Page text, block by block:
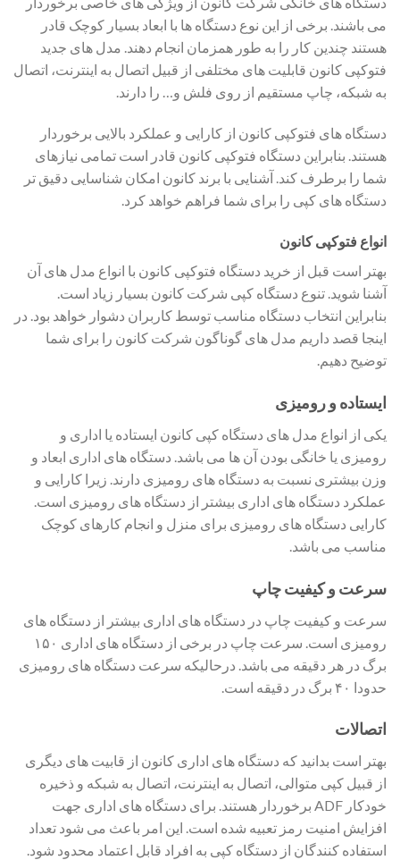
می باشند. برخی از این نوع دستگاه ها با ابعاد بسیار کوچک قادر
هستند چندین کار را به طور همزمان انجام دهند. مدل های جدید
فتوکپی کانون قابلیت های مختلفی از قبیل اتصال به اینترنت، اتصال
به شبکه، چاپ مستقیم از روی فلش و… را دارند.
دستگاه های فتوکپی کانون از کارایی و عملکرد بالایی برخوردار
هستند. بنابراین دستگاه فتوکپی کانون قادر است تمامی نیازهای
شما را برطرف کند. آشنایی با برند کانون امکان شناسایی دقیق تر
دستگاه های کپی را برای شما فراهم خواهد کرد.
انواع فتوکپی کانون
بهتر است قبل از خرید دستگاه فتوکپی کانون با انواع مدل های آن
آشنا شوید. تنوع دستگاه کپی شرکت کانون بسیار زیاد است.
بنابراین انتخاب دستگاه مناسب توسط کاربران دشوار خواهد بود. در
اینجا قصد داریم مدل های گوناگون شرکت کانون را برای شما
توضیح دهیم.
ایستاده و رومیزی
یکی از انواع مدل های دستگاه کپی کانون ایستاده یا اداری و
رومیزی یا خانگی بودن آن ها می باشد. دستگاه های اداری ابعاد و
وزن بیشتری نسبت به دستگاه های رومیزی دارند. زیرا کارایی و
عملکرد دستگاه های اداری بیشتر از دستگاه های رومیزی است.
کارایی دستگاه های رومیزی برای منزل و انجام کارهای کوچک
مناسب می باشد.
سرعت و کیفیت چاپ
سرعت و کیفیت چاپ در دستگاه های اداری بیشتر از دستگاه های
رومیزی است. سرعت چاپ در برخی از دستگاه های اداری ۱۵۰
برگ در هر دقیقه می باشد. درحالیکه سرعت دستگاه های رومیزی
حدودا ۴۰ برگ در دقیقه است.
اتصالات
بهتر است بدانید که دستگاه های اداری کانون از قابیت های دیگری
از قبیل کپی متوالی، اتصال به اینترنت، اتصال به شبکه و ذخیره
خودکار ADF برخوردار هستند. برای دستگاه های اداری جهت
افزایش امنیت رمز تعبیه شده است. این امر باعث می شود تعداد
استفاده کنندگان از دستگاه کپی به افراد قابل اعتماد محدود شود.